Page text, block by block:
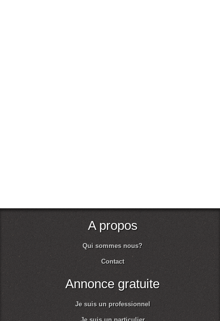
A propos
Qui sommes nous?
Contact
Annonce gratuite
Je suis un professionnel